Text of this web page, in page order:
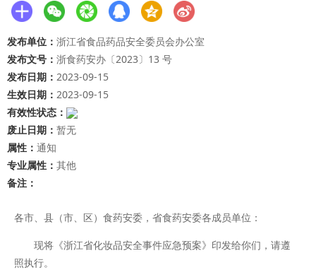
发布单位： 浙江省食品药品安全委员会办公室
发布文号： 浙食药安办〔2023〕13 号
发布日期： 2023-09-15
生效日期： 2023-09-15
有效性状态：
废止日期： 暂无
属性： 通知
专业属性： 其他
备注：
各市、县（市、区）食药安委，省食药安委各成员单位：
现将《浙江省化妆品安全事件应急预案》印发给你们，请遵
照执行。